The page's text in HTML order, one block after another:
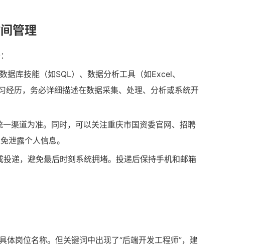
管理
库技能（如SQL）、数据分析工具（如Excel、
历，务必详细描述在数据采集、处理、分析或系统开
渠道为准。同时，可以关注重庆市国资委官网、招聘
泄露个人信息。
递，避免最后时刻系统拥堵。投递后保持手机和邮箱
体岗位名称。但关键词中出现了“后端开发工程师”，建